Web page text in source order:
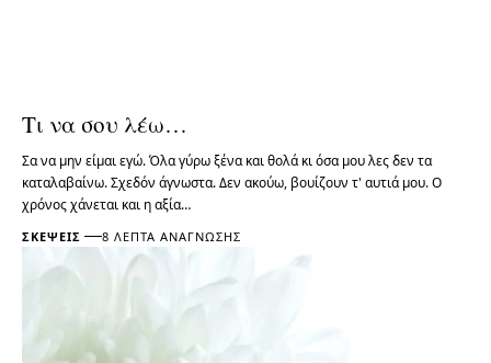
Τι να σου λέω…
Σα να μην είμαι εγώ. Όλα γύρω ξένα και θολά κι όσα μου λες δεν τα
καταλαβαίνω. Σχεδόν άγνωστα. Δεν ακούω, βουίζουν τ' αυτιά μου. Ο
χρόνος χάνεται και η αξία…
ΣΚΈΨΕΙΣ 8 ΛΕΠΤΆ ΑΝΆΓΝΩΣΗΣ